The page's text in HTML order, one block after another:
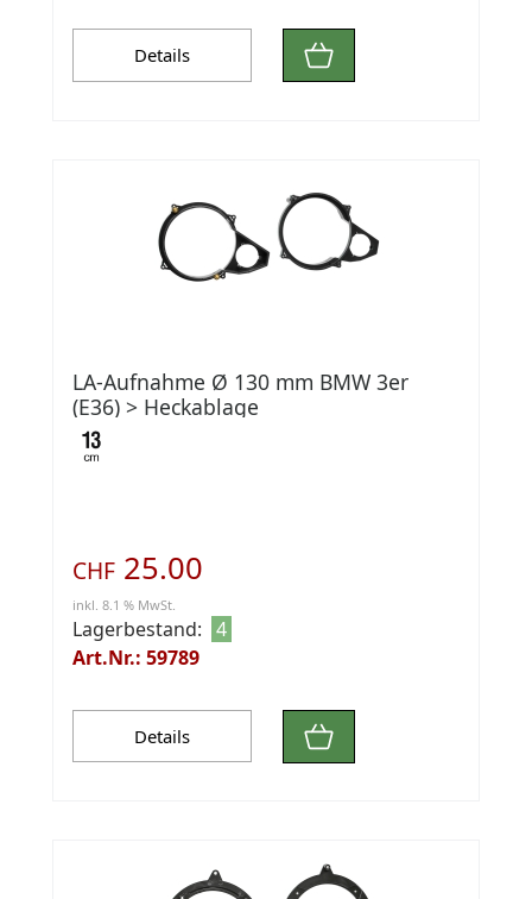
Details
LA-Aufnahme Ø 130 mm BMW 3er
(E36) > Heckablage
CHF 25.00
inkl. 8.1 % MwSt.
Lagerbestand: 4
Art.Nr.: 59789
Details